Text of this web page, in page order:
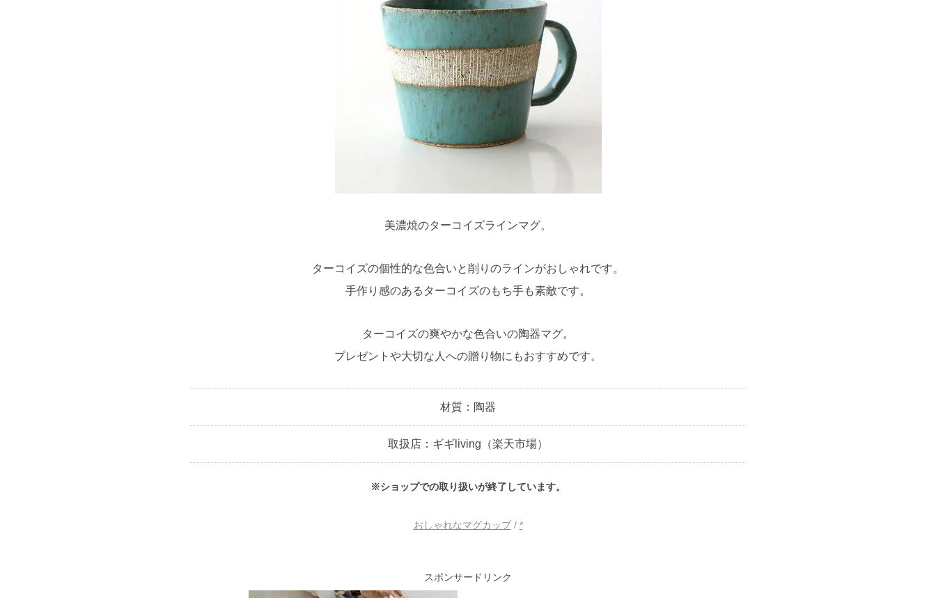
美濃焼のターコイズラインマグ。
ターコイズの個性的な色合いと削りのラインがおしゃれです。
手作り感のあるターコイズのもち手も素敵です。
ターコイズの爽やかな色合いの陶器マグ。
プレゼントや大切な人への贈り物にもおすすめです。
材質：陶器
取扱店：ギギliving（楽天市場）
※ショップでの取り扱いが終了しています。
おしゃれなマグカップ/ *
スポンサードリンク